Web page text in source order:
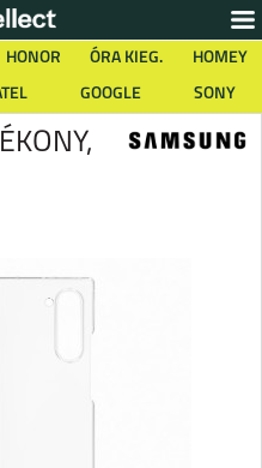
HONOR ÓRA KIEG.
HOMEY
GOOGLE SONY